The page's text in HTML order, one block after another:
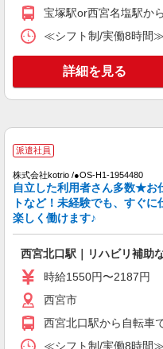
パート
ショート
【時給】1,670円
当：220円/
勤手当 年末年始
契約社員
香櫨園ケアセンターそよ風：
【月給】
遇改善手当：34,320円 ▼
年末年始手当：380円/
改善手当は
兵庫県
キープ
宝塚駅or西宮名塩駅か
≪シフト制/実働8時間
詳細を見る
派遣社員
株式会社kotrio /●OS-H1-1954480
自立した利用者さん多数★お
トなど！未経験でも、すぐに
楽しく働けます♪
西宮北口駅｜リハビリ補助
時給1550円〜2187円
西宮市
西宮北口駅から自転
≪シフト制/実働8時間